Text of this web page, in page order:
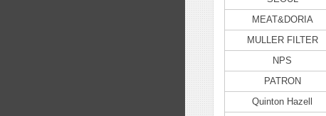
MEAT&DORIA
MULLER FILTER
NPS
PATRON
Quinton Hazell